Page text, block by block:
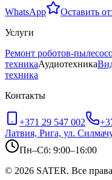
WhatsApp
Оставить
Услуги
Ремонт роботов-
техникаАудиотехника
техника
Контакты
+371 29 547 002
Латвия, Рига, ул.
Пн–Сб: 9:00–16:00
© 2026 SATER. Все